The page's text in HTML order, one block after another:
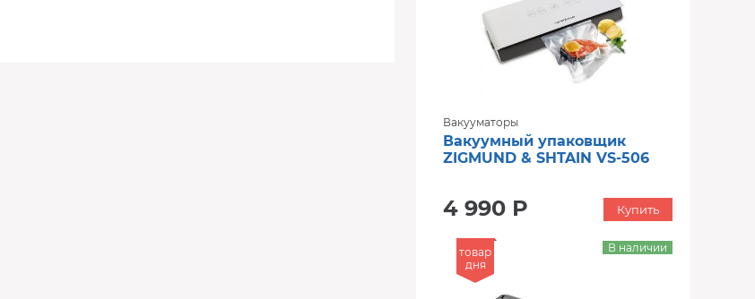
Вакууматоры
Вакуумный упаковщик
ZIGMUND & SHTAIN VS-506
4 990 Р Купить
товар
дня
В наличии